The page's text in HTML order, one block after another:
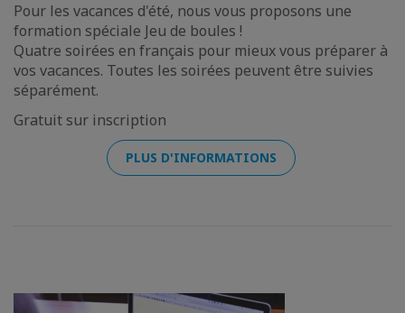
Pour les vacances d'été, nous vous proposons une
formation spéciale Jeu de boules !
Quatre soirées en français pour mieux vous préparer à
vos vacances. Toutes les soirées peuvent être suivies
séparément.
Gratuit sur inscription
PLUS D'INFORMATIONS